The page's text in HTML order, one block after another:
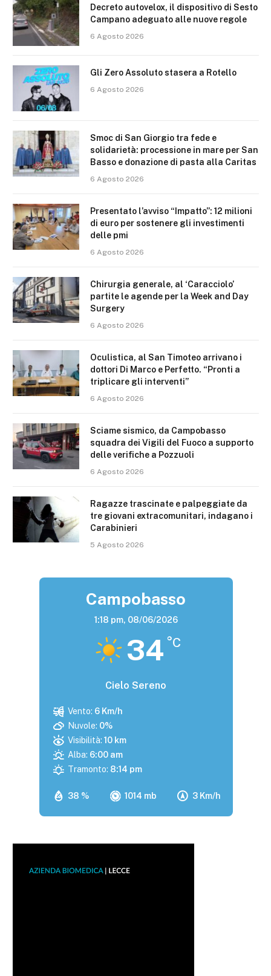
Decreto autovelox, il dispositivo di Sesto
Campano adeguato alle nuove regole
6 Agosto 2026
Gli Zero Assoluto stasera a Rotello
6 Agosto 2026
Smoc di San Giorgio tra fede e
solidarietà: processione in mare per San
Basso e donazione di pasta alla Caritas
6 Agosto 2026
Presentato l’avviso “Impatto”: 12 milioni
di euro per sostenere gli investimenti
delle pmi
6 Agosto 2026
Chirurgia generale, al ‘Caracciolo’
partite le agende per la Week and Day
Surgery
6 Agosto 2026
Oculistica, al San Timoteo arrivano i
dottori Di Marco e Perfetto. “Pronti a
triplicare gli interventi”
6 Agosto 2026
Sciame sismico, da Campobasso
squadra dei Vigili del Fuoco a supporto
delle verifiche a Pozzuoli
6 Agosto 2026
Ragazze trascinate e palpeggiate da
tre giovani extracomunitari, indagano i
Carabinieri
5 Agosto 2026
Campobasso
1:18 pm, 08/06/2026
34 °C
Cielo Sereno
38 % 1014 mb 3 Km/h
Vento: 6 Km/h
Nuvole: 0%
Visibilità: 10 km
Alba: 6:00 am
Tramonto: 8:14 pm